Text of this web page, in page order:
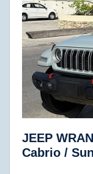
JEEP
Cabrio /